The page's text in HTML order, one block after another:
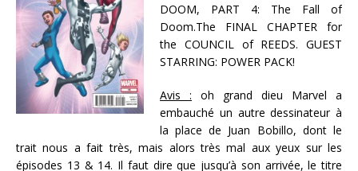
DOOM, PART 4: The Fall of
Doom.The FINAL CHAPTER for
the COUNCIL of REEDS. GUEST
STARRING: POWER PACK!
Avis : oh grand dieu Marvel a
embauché un autre dessinateur à
la place de Juan Bobillo, dont le
trait nous a fait très, mais alors très mal aux yeux sur les
épisodes 13 & 14. Il faut dire que jusqu’à son arrivée, le titre